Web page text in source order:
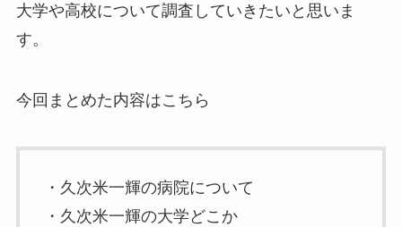
大学や高校について調査していきたいと思いま
す。
今回まとめた内容はこちら
・久次米一輝の病院について
・久次米一輝の大学どこか